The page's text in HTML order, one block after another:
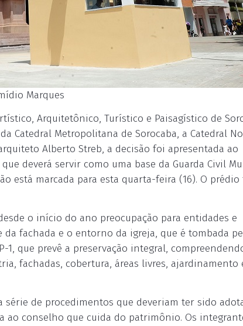
Marques
Arquitetônico, Turístico e Paisagístico de
Catedral Metropolitana de Sorocaba, a Catedral
Alberto Streb, a decisão foi apresentada ao
deverá servir como uma base da Guarda Civil
está marcada para esta quarta-feira (16). O prédio
o início do ano preocupação para entidades e
fachada e o entorno da igreja, que é tombada
1, que prevê a preservação integral,
fachadas, cobertura, áreas livres, ajardinamento
série de procedimentos que deveriam ter sido
conselho que cuida do patrimônio. Os